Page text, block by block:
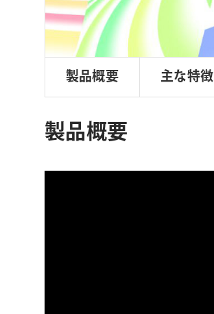
製品概要 主な特徴
製品概要